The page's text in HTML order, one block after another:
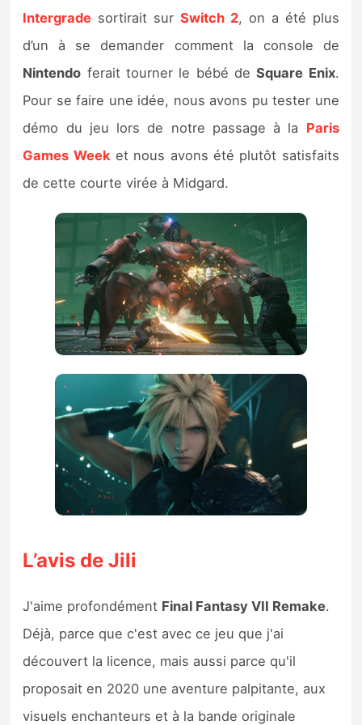
Précommandes jeux Switch 2
Sorties de jeux
Bons plans
Intergrade sortirait surSwitch 2, on a été plus
d’un à se demander comment la console de
Nintendo ferait tourner le bébé deSquare Enix.
Pour se faire une idée, nous avons pu tester une
démo du jeu lors de notre passage à la Paris
Games Weeket nous avons été plutôt satisfaits
de cette courte virée à Midgard.
L’avis de Jili
J'aime profondément Final Fantasy VII Remake.
Déjà, parce que c'est avec ce jeu que j'ai
découvert la licence, mais aussi parce qu'il
proposait en 2020 une aventure palpitante, aux
visuels enchanteurs et à la bande originale